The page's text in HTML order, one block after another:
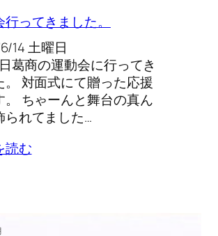
ってきました。
14 土曜日
葛商の運動会に行ってき
。 対面式にて贈った応援
。 ちゃーんと舞台の真ん
られてました…
読む